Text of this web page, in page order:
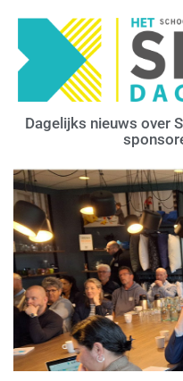
Dagelijks nieuws over